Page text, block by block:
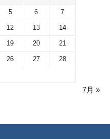
5 6 7
12 13 14
19 20 21
26 27 28
7月 »